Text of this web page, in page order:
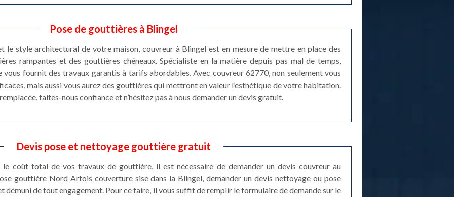
Pose de gouttières à Blingel
le style architectural de votre maison, couvreur à Blingel est en mesure de mettre en place des
rampantes et des gouttières chéneaux. Spécialiste en la matière depuis pas mal de temps,
fournit des travaux garantis à tarifs abordables. Avec couvreur 62770, non seulement vous
mais aussi vous aurez des gouttières qui mettront en valeur l’esthétique de votre habitation.
faites-nous confiance et n’hésitez pas à nous demander un devis gratuit.
Devis pose et nettoyage gouttière gratuit
coût total de vos travaux de gouttière, il est nécessaire de demander un devis couvreur au
gouttière Nord Artois couverture sise dans la Blingel, demander un devis nettoyage ou pose
de tout engagement. Pour ce faire, il vous suffit de remplir le formulaire de demande sur le